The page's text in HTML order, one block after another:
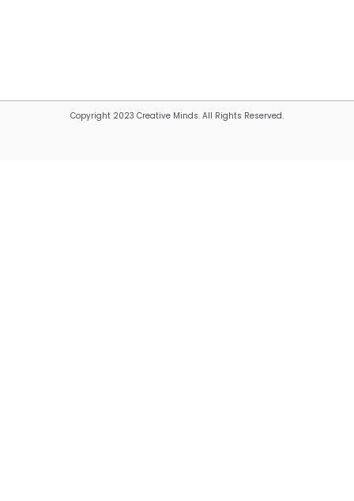
Copyright 2023 Creative Minds. All Rights Reserved.